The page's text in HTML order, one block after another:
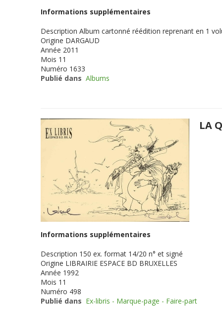
Informations supplémentaires
Description Album cartonné réédition reprenant en 1
Origine DARGAUD
Année 2011
Mois 11
Numéro 1633
Publié dans Albums
LA
Informations supplémentaires
Description 150 ex. format 14/20 n° et signé
Origine LIBRAIRIE ESPACE BD BRUXELLES
Année 1992
Mois 11
Numéro 498
Publié dans Ex-libris - Marque-page - Faire-part